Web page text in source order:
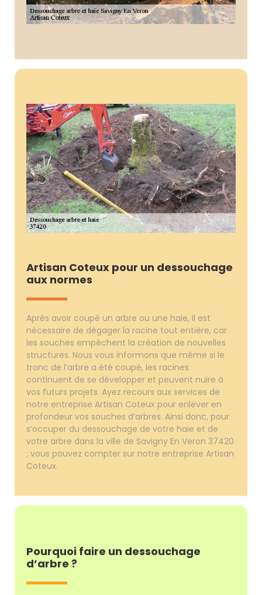
Artisan Coteux pour un dessouchage
aux normes
Après avoir coupé un arbre ou une haie, il est
nécessaire de dégager la racine tout entière, car
les souches empêchent la création de nouvelles
structures. Nous vous informons que même si le
tronc de l’arbre a été coupé, les racines
continuent de se développer et peuvent nuire à
vos futurs projets. Ayez recours aux services de
notre entreprise Artisan Coteux pour enlever en
profondeur vos souches d’arbres. Ainsi donc, pour
s’occuper du dessouchage de votre haie et de
votre arbre dans la ville de Savigny En Veron 37420
; vous pouvez compter sur notre entreprise Artisan
Coteux.
Pourquoi faire un dessouchage
d’arbre ?